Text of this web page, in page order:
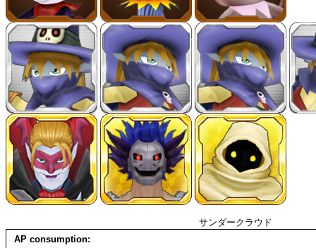
サンダークラウド
AP consumption